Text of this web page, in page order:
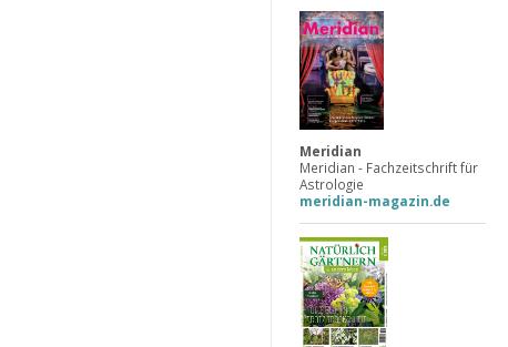
Meridian
Meridian - Fachzeitschrift für
Astrologie
meridian-magazin.de